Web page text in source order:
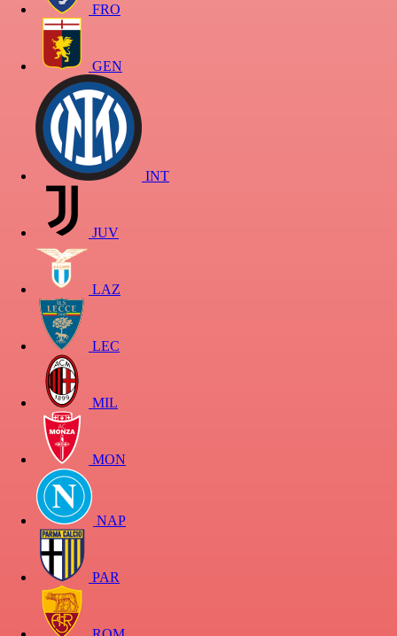
FRO
GEN
INT
JUV
LAZ
LEC
MIL
MON
NAP
PAR